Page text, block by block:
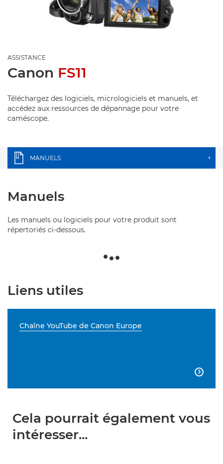
ASSISTANCE
Canon FS11
Téléchargez des logiciels, micrologiciels et manuels, et
accédez aux ressources de dépannage pour votre
caméscope.
MANUELS +
Manuels
Les manuels ou logiciels pour votre produit sont
répertoriés ci-dessous.
Liens utiles
Chaîne YouTube de Canon Europe

Cela pourrait également vous
intéresser...